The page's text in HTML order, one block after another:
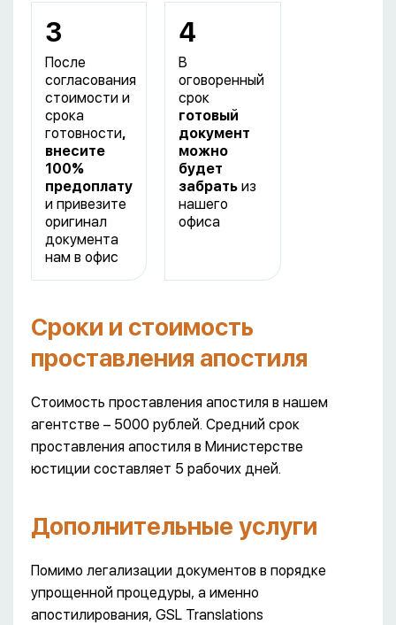
3
После
согласования
стоимости и
срока
готовности,
внесите
100%
предоплату
и привезите
оригинал
документа
нам в офис
4
В
оговоренный
срок
готовый
документ
можно
будет
забрать из
нашего
офиса
Сроки и стоимость
проставления апостиля
Стоимость проставления апостиля в нашем
агентстве – 5000 рублей. Средний срок
проставления апостиля в Министерстве
юстиции составляет 5 рабочих дней.
Дополнительные услуги
Помимо легализации документов в порядке
упрощенной процедуры, а именно
апостилирования, GSL Translations